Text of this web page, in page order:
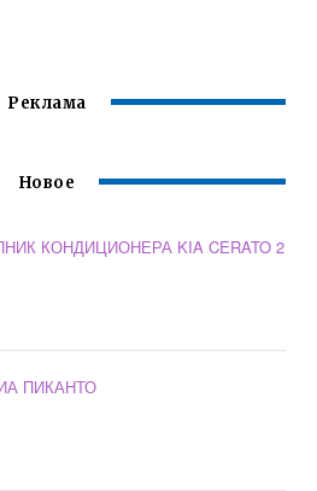
Реклама
Новое
КОНДИЦИОНЕРА KIA CERATO 2
ПИКАНТО